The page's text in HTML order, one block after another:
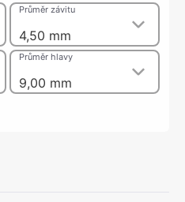
4,50 mm
Průměr závitu
9,00 mm
Průměr hlavy